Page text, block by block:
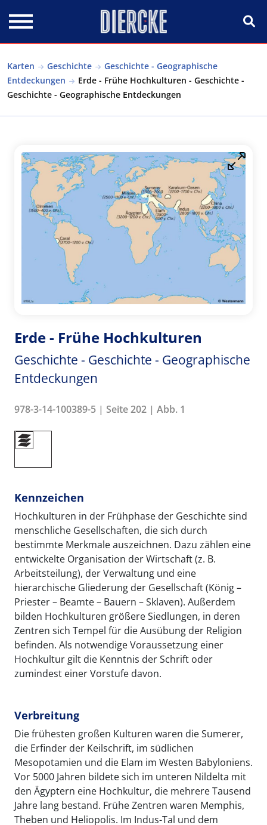
Karten Geschichte
Geschichte - Geographische
Entdeckungen
Erde - Frühe Hochkulturen - Geschichte -
Geschichte - Geographische Entdeckungen
Erde - Frühe Hochkulturen
Geschichte - Geschichte - Geographische
Entdeckungen
978-3-14-100389-5 | Seite 202 | Abb. 1
Kennzeichen
Hochkulturen in der Frühphase der Geschichte sind
menschliche Gesellschaften, die sich durch
bestimmte Merkmale auszeichnen. Dazu zählen eine
entwickelte Organisation der Wirtschaft (z. B.
Arbeitsteilung), der Verwaltung und eine
hierarchische Gliederung der Gesellschaft (König –
Priester – Beamte – Bauern – Sklaven). Außerdem
bilden Hochkulturen größere Siedlungen, in deren
Zentren sich Tempel für die Ausübung der Religion
befinden. Als notwendige Voraussetzung einer
Hochkultur gilt die Kenntnis der Schrift oder
zumindest einer Vorstufe davon.
Verbreitung
Die frühesten großen Kulturen waren die Sumerer,
die Erfinder der Keilschrift, im südlichen
Mesopotamien und die Elam im Westen Babyloniens.
Vor 5000 Jahren bildete sich im unteren Nildelta mit
den Ägyptern eine Hochkultur, die mehrere Tausend
Jahre lang bestand. Frühe Zentren waren Memphis,
Theben und Heliopolis. Im Indus-Tal und dem